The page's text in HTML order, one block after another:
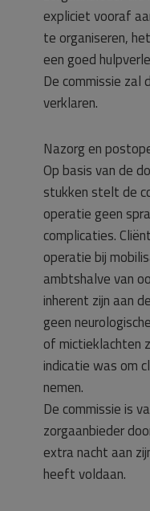
expliciet vooraf
te organiseren,
een goed
De commissie zal
verklaren.
Nazorg en
Op basis van de
stukken stelt de
operatie geen
complicaties.
operatie bij
ambtshalve van
inherent zijn aan
geen
of mictieklachten
indicatie was om
nemen.
De commissie is
zorgaanbieder
extra nacht aan
heeft voldaan.